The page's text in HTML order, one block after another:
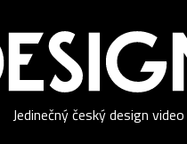
Jedinečný český design